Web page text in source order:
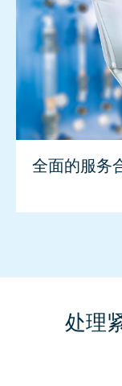
全面的服务
处理